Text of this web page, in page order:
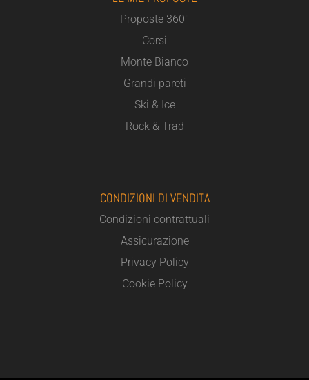
Proposte 360°
Corsi
Monte Bianco
Grandi pareti
Ski & Ice
Rock & Trad
CONDIZIONI DI VENDITA
Condizioni contrattuali
Assicurazione
Privacy Policy
Cookie Policy